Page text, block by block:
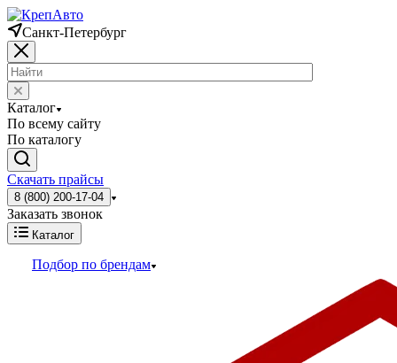
Санкт-Петербург
Каталог
По всему сайту
По каталогу
Скачать прайсы
8 (800) 200-17-04
Заказать звонок
Каталог
Подбор по брендам